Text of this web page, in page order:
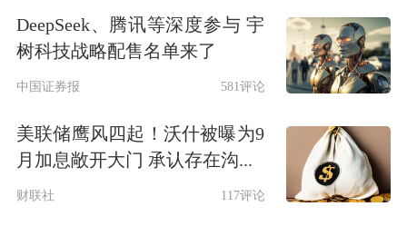
展到“高送转”、“股权结构变化”、等多
个领域或环节。从传递范围分析，多
多，不仅“窝案”、“串案”频发，且涉案
人员数量及金额也随之攀升。
DeepSeek、腾讯等深度参与 宇
树科技战略配售名单来了
中国证券报 581评论
美联储鹰风四起！沃什被曝为9
月加息敞开大门 承认存在沟...
财联社 117评论